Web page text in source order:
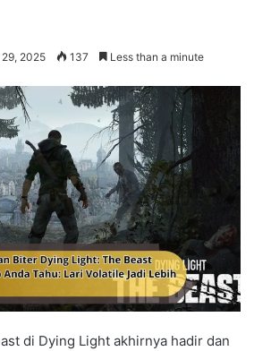
2025 137 Less than a minute
di Dying Light akhirnya hadir dan